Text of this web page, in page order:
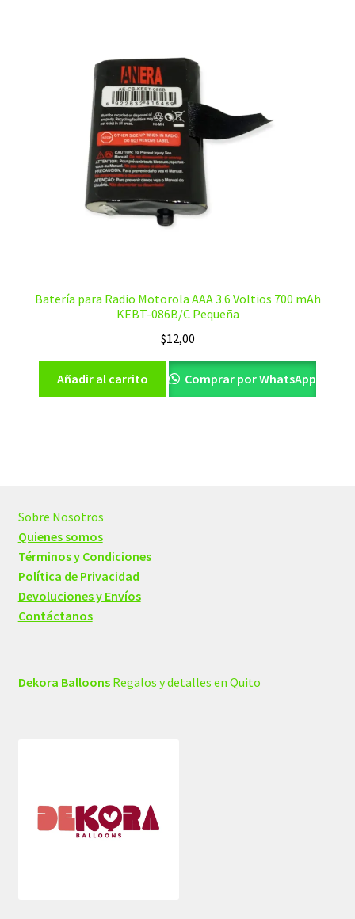
Batería para Radio Motorola AAA 3.6 Voltios 700 mAh
KEBT-086B/C Pequeña
$12,00
Añadir al carrito Comprar por WhatsApp
Sobre Nosotros
Quienes somos
Términos y Condiciones
Política de Privacidad
Devoluciones y Envíos
Contáctanos
Dekora BalloonsRegalos y detalles en Quito